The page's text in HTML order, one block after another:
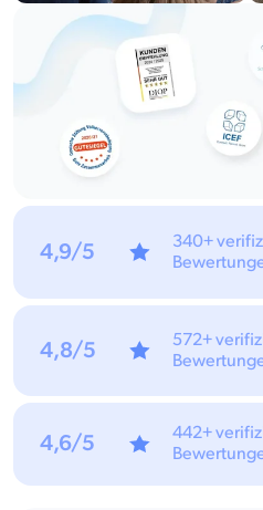
4,9/5
340+
4,8/5
572+
4,6/5
442+